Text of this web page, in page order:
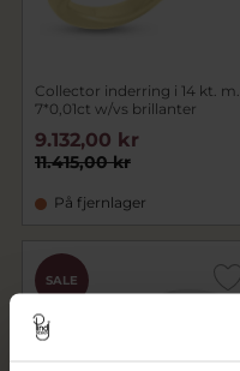
Collector inderring i 14 kt. m.
7*0,01ct w/vs brillanter
11.415,00 kr
9.132,00 kr
På fjernlager
SALE